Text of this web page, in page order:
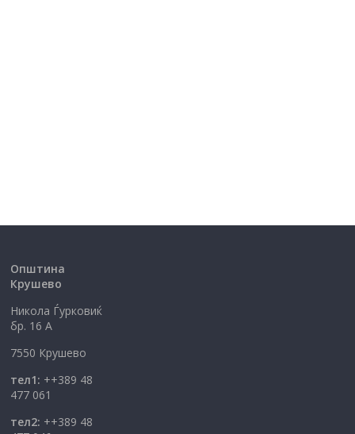
Општина
Крушево
Никола Ѓурковиќ
бр. 16 А
7550 Крушево
тел1: ++389 48
477 061
тел2: ++389 48